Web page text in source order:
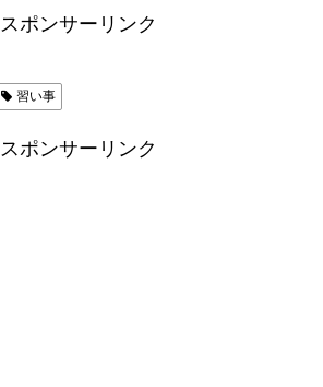
スポンサーリンク
習い事
スポンサーリンク